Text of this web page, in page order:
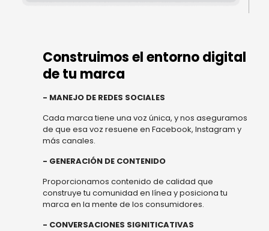
Construimos el entorno digital
de tu marca
- MANEJO DE REDES SOCIALES
Cada marca tiene una voz única, y nos aseguramos
de que esa voz resuene en Facebook, Instagram y
más canales.
- GENERACIÓN DE CONTENIDO
Proporcionamos contenido de calidad que
construye tu comunidad en línea y posiciona tu
marca en la mente de los consumidores.
- CONVERSACIONES SIGNITICATIVAS